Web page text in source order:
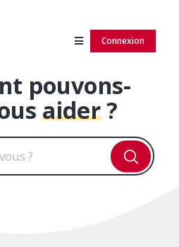
Connexion
pouvons-
aider?